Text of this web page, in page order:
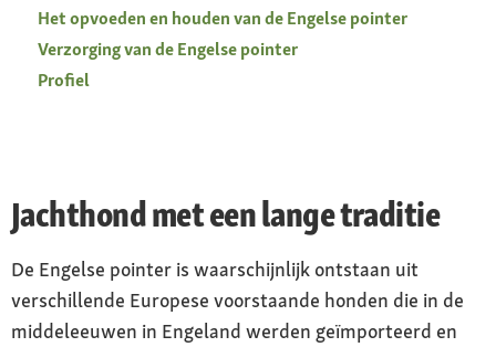
Het opvoeden en houden van de Engelse pointer
Verzorging van de Engelse pointer
Profiel
Jachthond met een lange traditie
De Engelse pointer is waarschijnlijk ontstaan uit
verschillende Europese voorstaande honden die in de
middeleeuwen in Engeland werden geïmporteerd en